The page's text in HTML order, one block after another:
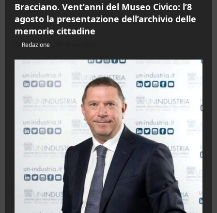
Bracciano. Vent’anni del Museo Civico: l’8
agosto la presentazione dell’archivio delle
memorie cittadine
Redazione